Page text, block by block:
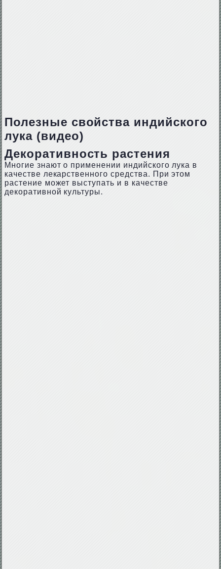
Полезные свойства индийского
лука (видео)
Декоративность растения
Многие знают о применении индийского лука в
качестве лекарственного средства. При этом
растение может выступать и в качестве
декоративной культуры.